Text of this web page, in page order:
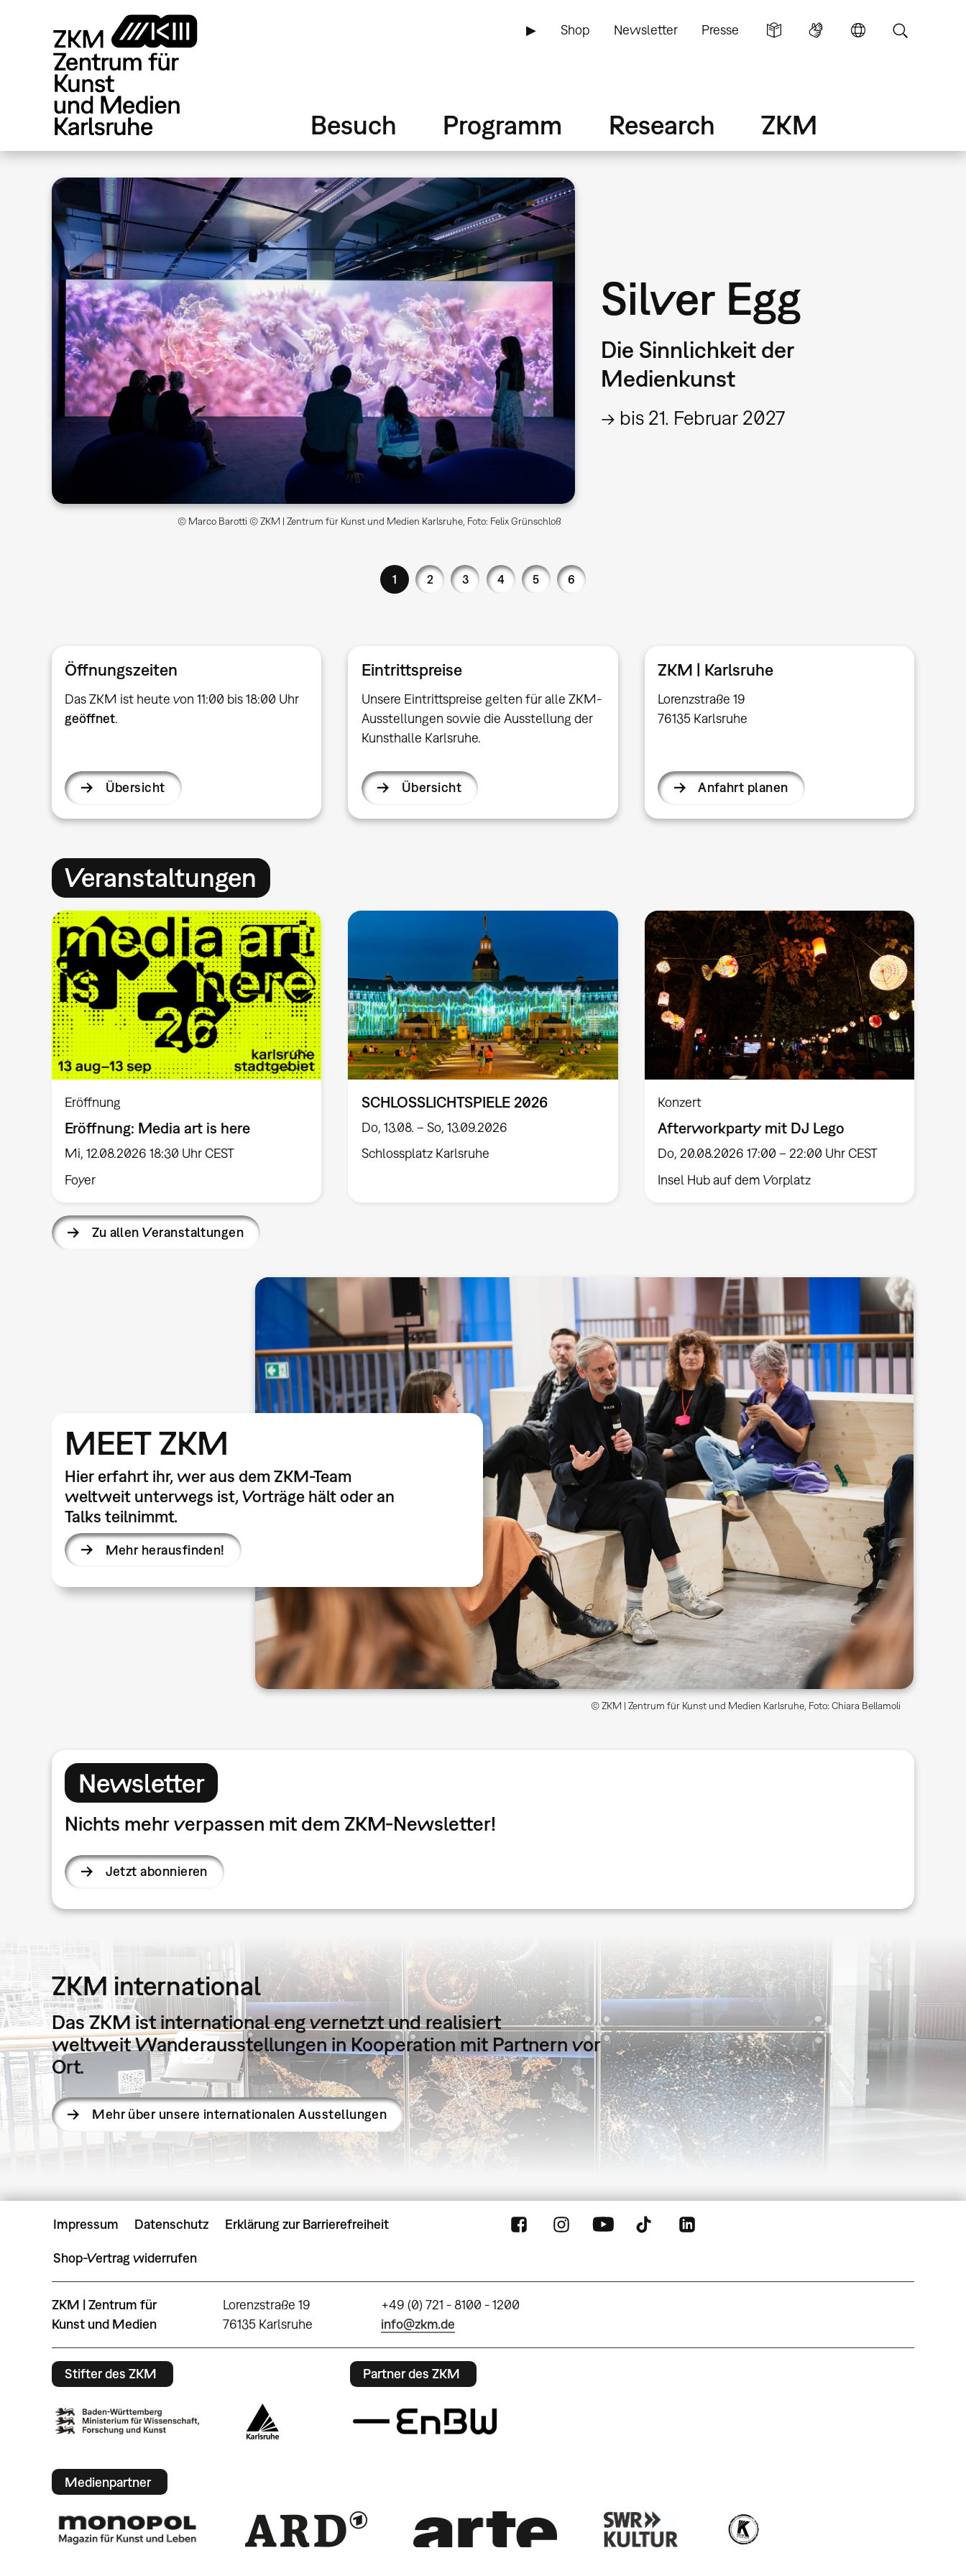
▶ Shop Newsletter Presse
Besuch Programm Research ZKM
© Marco Barotti © ZKM | Zentrum für Kunst und Medien Karlsruhe, Foto: Felix Grünschloß
Silver Egg
Die Sinnlichkeit der
Medienkunst
→ bis 21. Februar 2027
1 2 3 4 5 6
Öffnungszeiten
Das ZKM ist heute von 11:00 bis 18:00 Uhr
geöffnet.
Übersicht
Eintrittspreise
Unsere Eintrittspreise gelten für alle ZKM-
Ausstellungen sowie die Ausstellung der
Kunsthalle Karlsruhe.
Übersicht
ZKM | Karlsruhe
Lorenzstraße 19
76135 Karlsruhe
Anfahrt planen
Veranstaltungen
Eröffnung
Eröffnung: Media art is here
Mi, 12.08.2026 18:30 Uhr CEST
Foyer
SCHLOSSLICHTSPIELE 2026
Do, 13.08. – So, 13.09.2026
Schlossplatz Karlsruhe
Konzert
Afterworkparty mit DJ Lego
Do, 20.08.2026 17:00 – 22:00 Uhr CEST
Insel Hub auf dem Vorplatz
Zu allen Veranstaltungen
MEET ZKM
Hier erfahrt ihr, wer aus dem ZKM-Team
weltweit unterwegs ist, Vorträge hält oder an
Talks teilnimmt.
Mehr herausfinden!
© ZKM | Zentrum für Kunst und Medien Karlsruhe, Foto: Chiara Bellamoli
Newsletter
Nichts mehr verpassen mit dem ZKM-Newsletter!
Jetzt abonnieren
ZKM international
Das ZKM ist international eng vernetzt und realisiert
weltweit Wanderausstellungen in Kooperation mit Partnern vor
Ort.
Mehr über unsere internationalen Ausstellungen
Impressum Datenschutz Erklärung zur Barrierefreiheit
Shop-Vertrag widerrufen
ZKM | Zentrum für
Kunst und Medien
Lorenzstraße 19
76135 Karlsruhe
+49 (0) 721 - 8100 - 1200
info@zkm.de
Stifter des ZKM Partner des ZKM
Medienpartner